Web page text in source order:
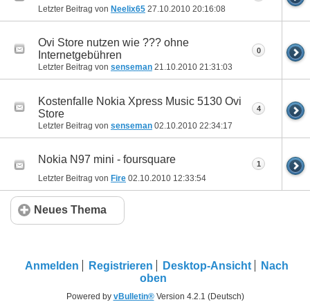
Letzter Beitrag von Neelix65 27.10.2010 20:16:08
Ovi Store nutzen wie ??? ohne
Internetgebühren
Letzter Beitrag von senseman 21.10.2010 21:31:03
0
Kostenfalle Nokia Xpress Music 5130 Ovi
Store
Letzter Beitrag von senseman 02.10.2010 22:34:17
4
Nokia N97 mini - foursquare
Letzter Beitrag von Fire 02.10.2010 12:33:54
1
Neues Thema
Anmelden Registrieren Desktop-Ansicht
Nach
oben
Powered by vBulletin®Version 4.2.1 (Deutsch)